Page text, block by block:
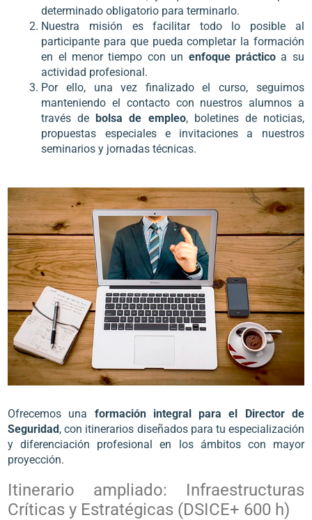
determinado obligatorio para terminarlo.
Nuestra misión es facilitar todo lo posible al
participante para que pueda completar la formación
en el menor tiempo con un enfoque práctico a su
actividad profesional.
Por ello, una vez finalizado el curso, seguimos
manteniendo el contacto con nuestros alumnos a
través de
bolsa de empleo, boletines de noticias,
propuestas especiales e invitaciones a nuestros
seminarios y jornadas técnicas.
Ofrecemos una formación integral para el Director de
Seguridad , con itinerarios diseñados para tu especialización
y diferenciación profesional en los ámbitos con mayor
proyección.
Itinerario ampliado: Infraestructuras
Críticas y Estratégicas (DSICE+ 600 h)